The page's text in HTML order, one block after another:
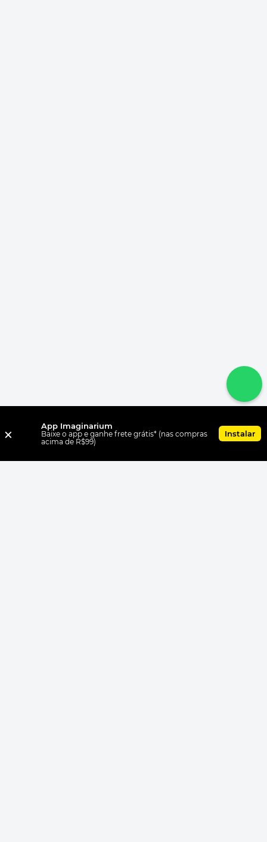
× App Imaginarium
Baixe o app e ganhe frete grátis* (nas compras
acima de R$99)
Instalar